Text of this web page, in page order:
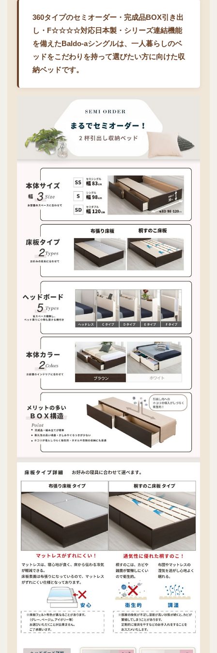
360タイプのセミオーダー・完成品BOX引き出
し・F☆☆☆☆対応日本製・シリーズ連結機能
を備えたBaldo-aシングルは、一人暮らしのベ
ッドをこだわりを持って選びたい方に向けた収
納ベッドです。